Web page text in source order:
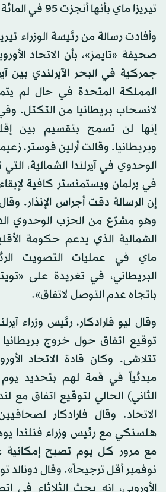
تيريزا ماي بأنها أنجزت 95 في المائة من اتفاق الخروج.
وأفادت رسالة من رئيسة الوزراء
صحيفة «تايمز»، بأن الاتحاد
جمركية في البحر الآيرلندي بين
المملكة المتحدة في حال لم
لانسحاب بريطانيا من التكتل.
إنها لن تسمح بتقسيم بين
وبريطانيا. وقالت أرلين فوستر،
الوحدوي في آيرلندا الشمالية،
في برلمان ويستمنستر كافية
إن الرسالة دقت أجراس الإنذار.
وهو مشرّع من الحزب الوحدوي
الشمالية الذي يدعم حكومة
ماي في عمليات التصويت
البريطاني، في تغريدة على
باتجاه عدم التوصل لاتفاق».
وقال ليو فارادكار، رئيس وزراء
توقيع اتفاق حول خروج بريطانيا
تتلاشى. وكان قادة الاتحاد
الثاني) الحالي لتوقيع اتفاق مع
الاتحاد. وقال فارادكار
هلسنكي مع رئيس وزراء فنلندا
مع مرور كل يوم تصبح
نوفمبر أقل ترجيحاً». وقال
الأوروبي، إنه بحث الثلاثاء في